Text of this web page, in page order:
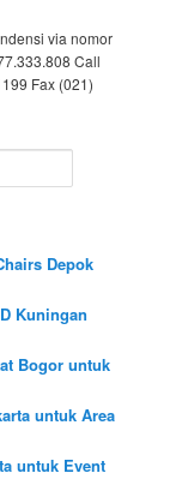
via nomor
Call
Fax (021)
Depok
Kuningan
Bogor untuk
untuk Area
untuk Event